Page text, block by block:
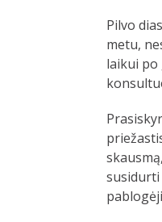
Pilvo
metu,
laikui po
susidurti